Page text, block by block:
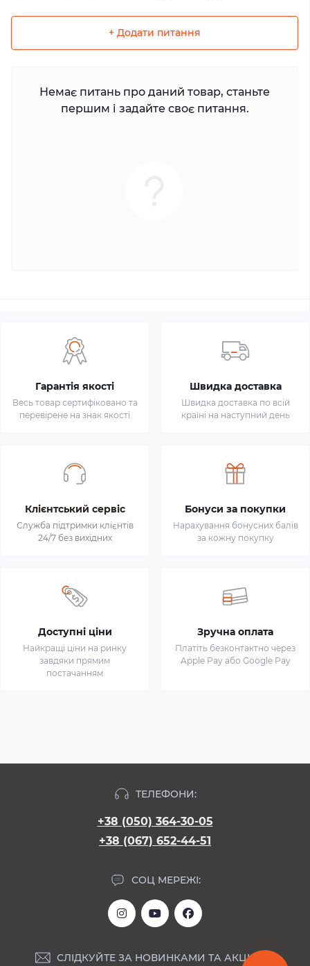
+ Додати питання
Немає питань про даний товар, станьте
першим і задайте своє питання.
Гарантія якості
Весь товар сертифіковано та
перевірене на знак якості
Швидка доставка
Швидка доставка по всій
країні на наступний день
Клієнтський сервіс
Служба підтримки клієнтів
24/7 без вихідних
Бонуси за покупки
Нарахування бонусних балів
за кожну покупку
Доступні ціни
Найкращі ціни на ринку
завдяки прямим
постачанням
Зручна оплата
Платіть безконтактно через
Apple Pay або Google Pay
ТЕЛЕФОНИ:
+38 (050) 364-30-05
+38 (067) 652-44-51
СОЦ МЕРЕЖІ:
СЛІДКУЙТЕ ЗА НОВИНКАМИ ТА АКЦІЯМИ: